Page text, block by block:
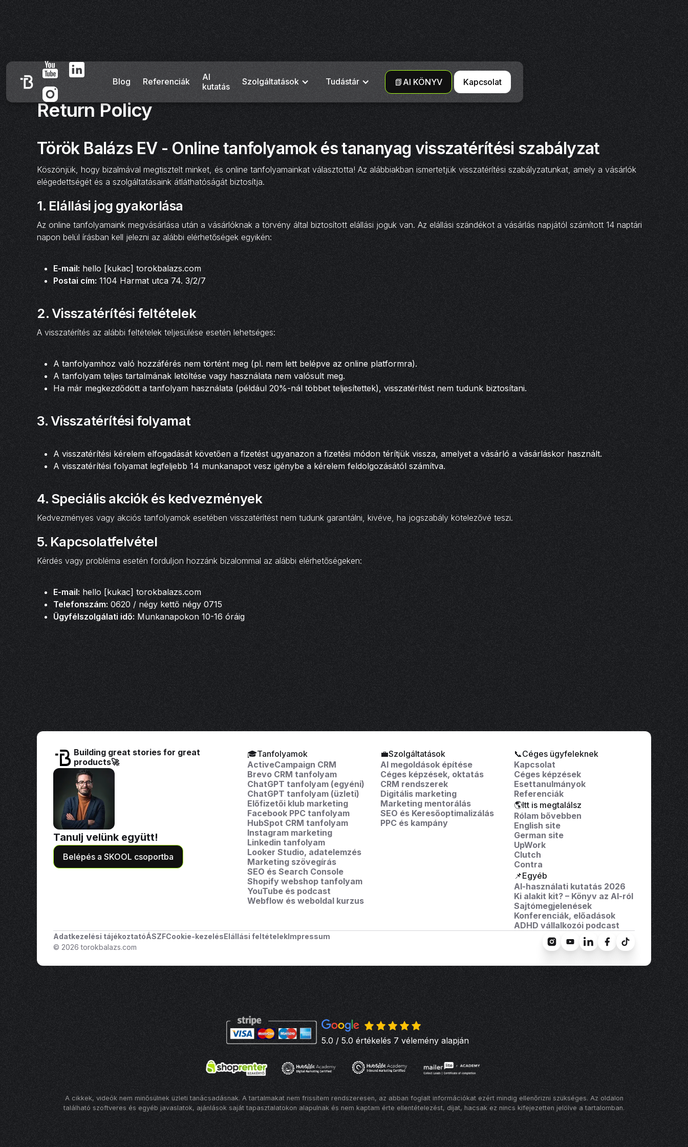
Blog Referenciák
AI
kutatás
Szolgáltatások Tudástár 📗AI KÖNYV Kapcsolat
Return Policy
Török Balázs EV - Online tanfolyamok és tananyag visszatérítési szabályzat
Köszönjük, hogy bizalmával megtisztelt minket, és online tanfolyamainkat választotta! Az alábbiakban ismertetjük visszatérítési szabályzatunkat, amely a vásárlók
elégedettségét és a szolgáltatásaink átláthatóságát biztosítja.
1. Elállási jog gyakorlása
Az online tanfolyamaink megvásárlása után a vásárlóknak a törvény által biztosított elállási joguk van. Az elállási szándékot a vásárlás napjától számított 14 naptári
napon belül írásban kell jelezni az alábbi elérhetőségek egyikén:
E-mail: hello [kukac] torokbalazs.com
Postai cím: 1104 Harmat utca 74. 3/2/7
2.Visszatérítési feltételek
A visszatérítés az alábbi feltételek teljesülése esetén lehetséges:
A tanfolyamhoz való hozzáférés nem történt meg (pl. nem lett belépve az online platformra).
A tanfolyam teljes tartalmának letöltése vagy használata nem valósult meg.
Ha már megkezdődött a tanfolyam használata (például 20%-nál többet teljesítettek), visszatérítést nem tudunk biztosítani.
3.Visszatérítési folyamat
A visszatérítési kérelem elfogadását követően a fizetést ugyanazon a fizetési módon térítjük vissza, amelyet a vásárló a vásárláskor használt.
A visszatérítési folyamat legfeljebb 14 munkanapot vesz igénybe a kérelem feldolgozásától számítva.
4. Speciális akciók és kedvezmények
Kedvezményes vagy akciós tanfolyamok esetében visszatérítést nem tudunk garantálni, kivéve, ha jogszabály kötelezővé teszi.
5. Kapcsolatfelvétel
Kérdés vagy probléma esetén forduljon hozzánk bizalommal az alábbi elérhetőségeken:
E-mail: hello [kukac] torokbalazs.com
Telefonszám: 0620 / négy kettő négy 0715
Ügyfélszolgálati idő: Munkanapokon 10-16 óráig
Building great stories for great
products🚀
Tanulj velünk együtt!
Belépés a SKOOL csoportba
🎓Tanfolyamok
ActiveCampaign CRM
Brevo CRM tanfolyam
ChatGPT tanfolyam (egyéni)
ChatGPT tanfolyam (üzleti)
Előfizetői klub marketing
Facebook PPC tanfolyam
HubSpot CRM tanfolyam
Instagram marketing
Linkedin tanfolyam
Looker Studio, adatelemzés
Marketing szövegírás
SEO és Search Console
Shopify webshop tanfolyam
YouTube és podcast
Webflow és weboldal kurzus
💼Szolgáltatások
AI megoldások építése
Céges képzések, oktatás
CRM rendszerek
Digitális marketing
Marketing mentorálás
SEO és Keresőoptimalizálás
PPC és kampány
📞Céges ügyfeleknek
Kapcsolat
Céges képzések
Esettanulmányok
Referenciák
🌎Itt is megtalálsz
Rólam bővebben
English site
German site
UpWork
Clutch
Contra
📌Egyéb
AI-használati kutatás 2026
Ki alakit kit? – Könyv az AI-ról
Sajtómegjelenések
Konferenciák, előadások
ADHD vállalkozói podcast
Adatkezelési tájékoztatóÁSZFCookie-kezelésElállási feltételekImpressum
© 2026 torokbalazs.com
5.0 / 5.0 értékelés 7 vélemény alapján
A cikkek, videók nem minősülnek üzleti tanácsadásnak. A tartalmakat nem frissítem rendszeresen, az abban foglalt információkat ezért mindig ellenőrizni szükséges. Az oldalon
található szoftveres és egyéb javaslatok, ajánlások saját tapasztalatokon alapulnak és nem kaptam érte ellentételezést, díjat, hacsak ez nincs kifejezetten jelölve a tartalomban.